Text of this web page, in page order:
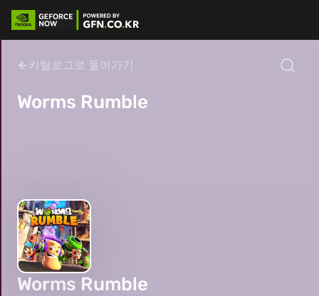
카탈로그로 돌아가기
Worms Rumble
Worms Rumble